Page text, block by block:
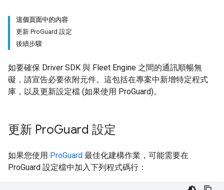
這個頁面中的內容
更新 ProGuard 設定
後續步驟
如要確保 Driver SDK 與 Fleet Engine 之間的通訊順暢無
礙，請宣告必要依附元件。這包括在專案中新增特定程式
庫，以及更新設定檔 (如果使用 ProGuard)。
更新 ProGuard 設定
如果您使用 ProGuard 最佳化建構作業，可能需要在
ProGuard 設定檔中加入下列程式碼行：